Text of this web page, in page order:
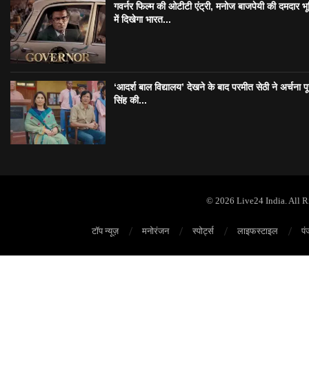
गवर्नर फिल्म की ओटीटी एंट्री, मनोज बाजपेयी की दमदार
में दिखेगा भारत...
‘आदर्श बाल विद्यालय’ देखने के बाद परमीत सेठी ने अर्चना
सिंह की...
© 2026 Live24 India. All
टॉप न्यूज़ मनोरंजन स्पोर्ट्स लाइफस्टाइल